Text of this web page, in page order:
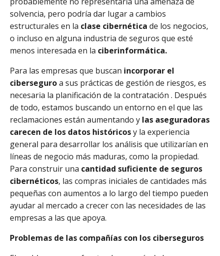
solvencia, pero podría dar lugar a cambios
estructurales en la clase cibernética de los negocios,
o incluso en alguna industria de seguros que esté
menos interesada en la ciberinformática.
Para las empresas que buscan incorporar el
ciberseguroa sus prácticas de gestión de riesgos, es
necesaria la planificación de la contratación . Después
de todo, estamos buscando un entorno en el que las
reclamaciones están aumentando y las aseguradoras
carecen de los datos históricosy la experiencia
general para desarrollar los análisis que utilizarían en
líneas de negocio más maduras, como la propiedad.
Para construir una cantidad suficiente de seguros
cibernéticos, las compras iniciales de cantidades más
pequeñas con aumentos a lo largo del tiempo pueden
ayudar al mercado a crecer con las necesidades de las
empresas a las que apoya.
Problemas de las compañías con los ciberseguros